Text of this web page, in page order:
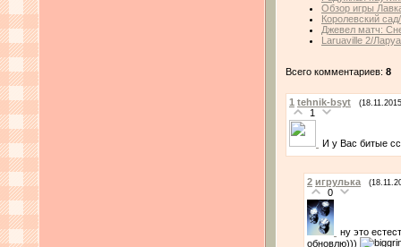
Обзор игры
Королевский
Джевел матч:
Laruaville 2/
Всего комментариев: 8
1 tehnik-bsyt
1
И у Вас битые
2 игрулька
0
ну это
обновлю)))